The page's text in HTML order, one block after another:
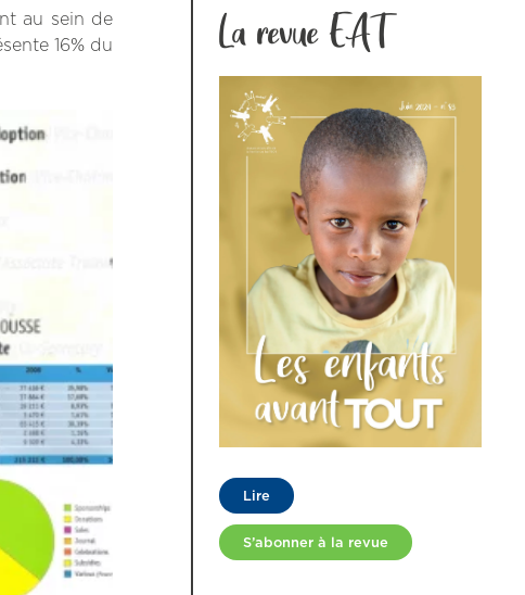
au sein de
16% du
La revue EAT
Lire
S’abonner à la revue